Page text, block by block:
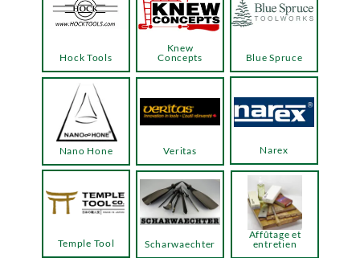
Hock Tools
Knew
Concepts
Temple Tool
Blue Spruce
Narex
Veritas
Nano Hone
Scharwaechter
Affûtage et
entretien